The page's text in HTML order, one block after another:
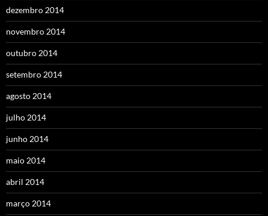
dezembro 2014
novembro 2014
outubro 2014
setembro 2014
agosto 2014
julho 2014
junho 2014
maio 2014
abril 2014
março 2014